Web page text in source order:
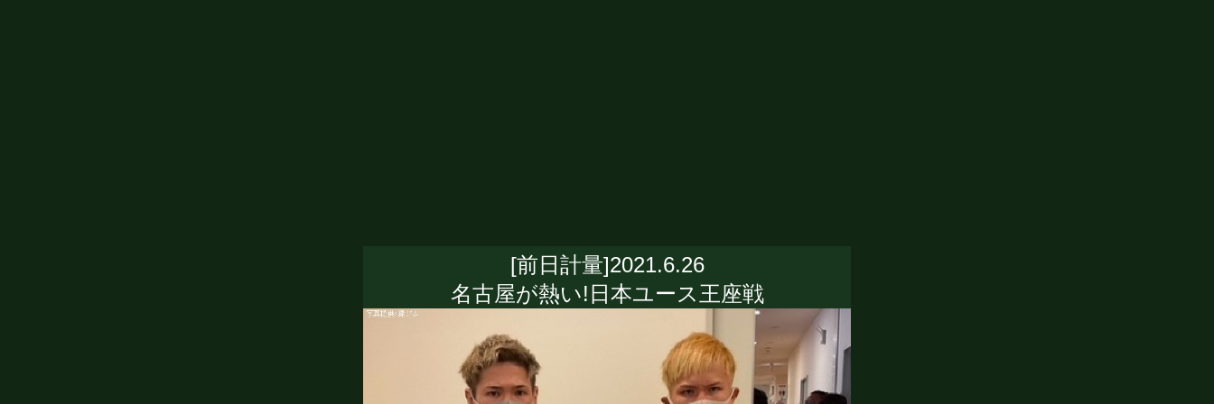
[前日計量]2021.6.26
名古屋が熱い!日本ユース王座戦